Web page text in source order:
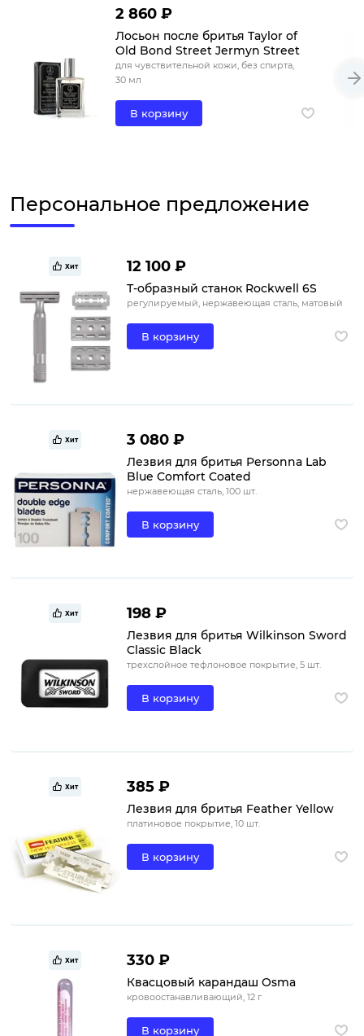
2 860 ₽
Лосьон после бритья Taylor of
Old Bond Street Jermyn Street
для чувствительной кожи, без спирта,
30 мл
В корзину
Персональное предложение
Хит 12 100 ₽
Т-образный станок Rockwell 6S
регулируемый, нержавеющая сталь, матовый
В корзину
Хит 3 080 ₽
Лезвия для бритья Personna Lab
Blue Comfort Coated
нержавеющая сталь, 100 шт.
В корзину
Хит 198 ₽
Лезвия для бритья Wilkinson Sword
Classic Black
трехслойное тефлоновое покрытие, 5 шт.
В корзину
Хит 385 ₽
Лезвия для бритья Feather Yellow
платиновое покрытие, 10 шт.
В корзину
Хит 330 ₽
Квасцовый карандаш Osma
кровоостанавливающий, 12 г
В корзину